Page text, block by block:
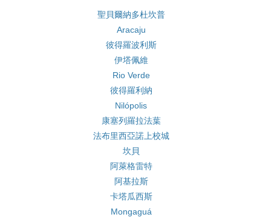
聖貝爾納多杜坎普
Aracaju
彼得羅波利斯
伊塔佩維
Rio Verde
彼得羅利納
Nilópolis
康塞列羅拉法葉
法布里西亞諾上校城
坎貝
阿萊格雷特
阿基拉斯
卡塔瓜西斯
Mongaguá